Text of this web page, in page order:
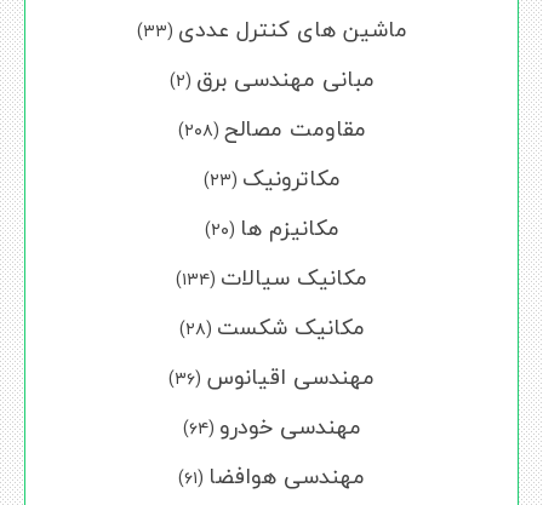
ماشین های کنترل عددی (۳۳)
مبانی مهندسی برق (۲)
مقاومت مصالح (۲۰۸)
مکاترونیک (۲۳)
مکانیزم ها (۲۰)
مکانیک سیالات (۱۳۴)
مکانیک شکست (۲۸)
مهندسی اقیانوس (۳۶)
مهندسی خودرو (۶۴)
مهندسی هوافضا (۶۱)